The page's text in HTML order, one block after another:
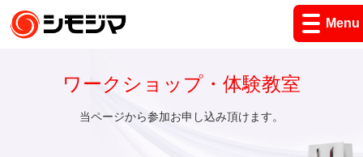
Menu
ワークショップ・体験教室
当ページから参加お申し込み頂けます。